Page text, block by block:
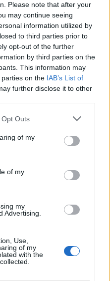
Please note that after your
may continue seeing
information utilized by
to third parties prior to
opt-out of the further
by third parties on the
This information may
on the IAB’s List of
further disclose it to other
uses one or more Google
behaviour. You may click to
and its third-party tags to
purposes in below Google
Outs
of my
of my
my
Advertising.
Use,
of my
with the
1,10 al mese
andando nella
del sito o
Demartis
Notizie Olbia
e le tue foto